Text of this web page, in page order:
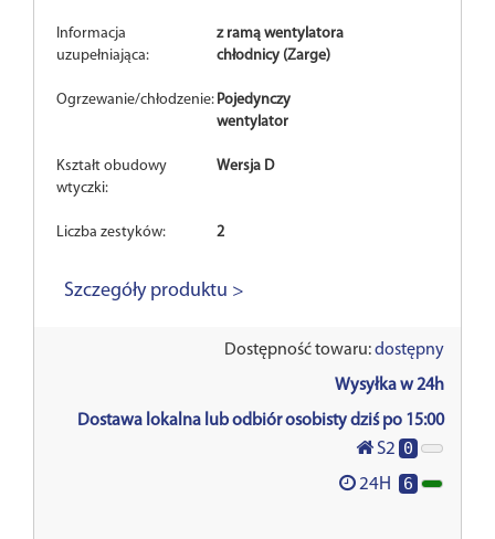
Informacja
uzupełniająca:
z ramą wentylatora
chłodnicy (Zarge)
Ogrzewanie/chłodzenie: Pojedynczy
wentylator
Kształt obudowy
wtyczki:
Wersja D
Liczba zestyków: 2
Szczegóły produktu >
Dostępność towaru:dostępny
Wysyłka w 24h
Dostawa lokalna lub odbiór osobisty dziś po 15:00
S2 0
24H 6